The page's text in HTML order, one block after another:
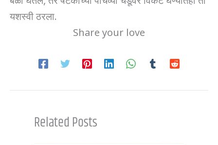
यशस्वी ठरला.
Share your love
Related Posts